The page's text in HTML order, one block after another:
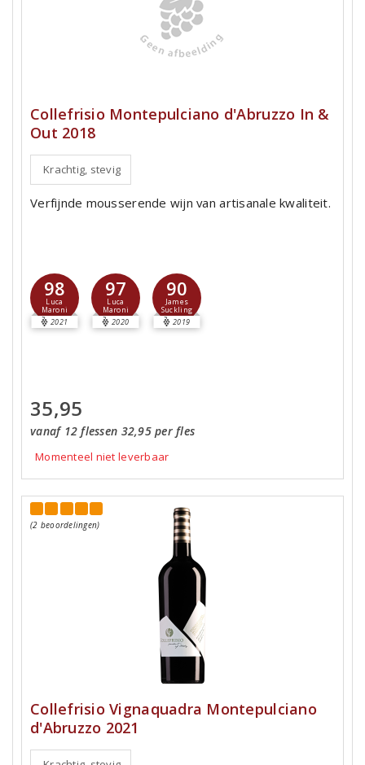
Collefrisio Montepulciano d'Abruzzo In &
Out 2018
Krachtig, stevig
Verfijnde mousserende wijn van artisanale kwaliteit.
98
Luca
Maroni
2021
97
Luca
Maroni
2020
90
James
Suckling
2019
35,95
vanaf 12 flessen 32,95 per fles
Momenteel niet leverbaar
(2 beoordelingen)
Collefrisio Vignaquadra Montepulciano
d'Abruzzo 2021